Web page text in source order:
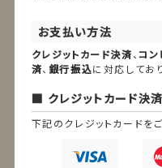
お支払い方法
クレジットカード決済、コン
済、 銀行振込に対応してお
クレジットカード決済
下記のクレジットカードを